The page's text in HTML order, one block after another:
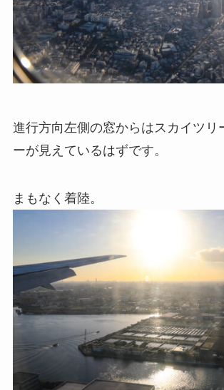
進行方向左側の窓からはスカイツリ
ーが見えているはずです。
まもなく着陸。